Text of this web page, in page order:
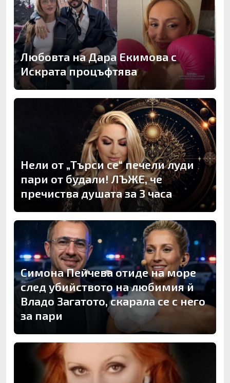
Любовта на Дара Екимова с
Искрата процъфтява
Нели от „Търси се“ печели луди
пари от будали! ЛЪЖЕ, че
пречиства душата за 3 часа
Симона Пейчева отиде на море
след убийството на любимия й
Владо Загатото, скарала се с него
за пари